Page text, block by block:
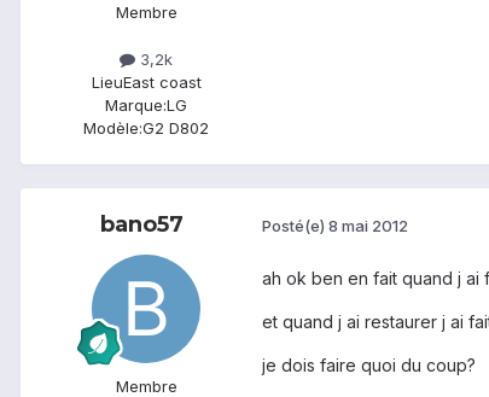
Membre
3,2k
LieuEast coast
Marque:LG
Modèle:G2 D802
bano57
Membre
Posté(e) 8 mai 2012
ah ok ben en fait quand j ai
et quand j ai restaurer j ai
je dois faire quoi du coup?